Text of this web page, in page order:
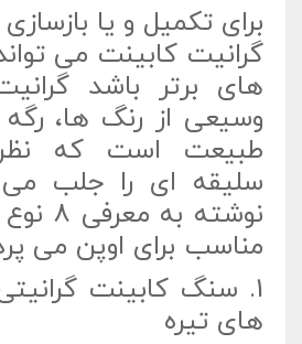
برای تکمیل و یا
گرانیت کابینت می
های برتر باشد
وسیعی از رنگ ها،
طبیعت است که
سلیقه ای را جلب
نوشته
مناسب برای اوپن می
1. سنگ کابینت
های تیره